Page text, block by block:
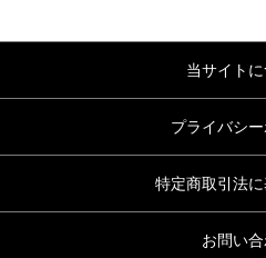
当サイト
プライバシ
特定商取引法
お問い